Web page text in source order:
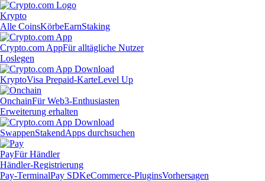
Krypto
Alle CoinsKörbeEarnStaking
Crypto.com AppFür alltägliche Nutzer
Loslegen
KryptoVisa Prepaid-KarteLevel Up
OnchainFür Web3-Enthusiasten
Erweiterung erhalten
SwappenStakendApps durchsuchen
PayFür Händler
Händler-Registrierung
Pay-TerminalPay SDKeCommerce-PluginsVorhersagen